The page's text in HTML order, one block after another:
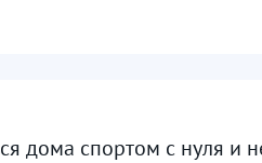
дома спортом с нуля и